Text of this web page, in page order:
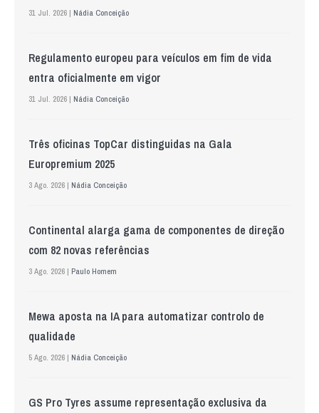
31 Jul. 2026 | Nádia Conceição
Regulamento europeu para veículos em fim de vida
entra oficialmente em vigor
31 Jul. 2026 | Nádia Conceição
Três oficinas TopCar distinguidas na Gala
Europremium 2025
3 Ago. 2026 | Nádia Conceição
Continental alarga gama de componentes de direção
com 82 novas referências
3 Ago. 2026 | Paulo Homem
Mewa aposta na IA para automatizar controlo de
qualidade
5 Ago. 2026 | Nádia Conceição
GS Pro Tyres assume representação exclusiva da